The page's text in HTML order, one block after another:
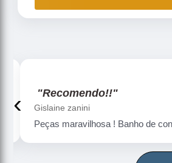
"Recomendo!!"
Gislaine zanini
Peças maravilhosa ! Banho de
‹